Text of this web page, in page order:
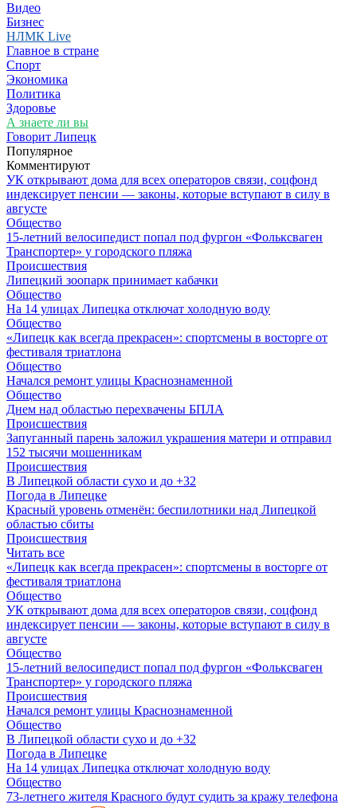
Видео
Бизнес
НЛМК Live
Главное в стране
Спорт
Экономика
Политика
Здоровье
А знаете ли вы
Говорит Липецк
Популярное
Комментируют
УК открывают дома для всех операторов связи, соцфонд
индексирует пенсии — законы, которые вступают в силу в
августе
Общество
15-летний велосипедист попал под фургон «Фольксваген
Транспортер» у городского пляжа
Происшествия
Липецкий зоопарк принимает кабачки
Общество
На 14 улицах Липецка отключат холодную воду
Общество
«Липецк как всегда прекрасен»: спортсмены в восторге от
фестиваля триатлона
Общество
Начался ремонт улицы Краснознаменной
Общество
Днем над областью перехвачены БПЛА
Происшествия
Запуганный парень заложил украшения матери и отправил
152 тысячи мошенникам
Происшествия
В Липецкой области сухо и до +32
Погода в Липецке
Красный уровень отменён: беспилотники над Липецкой
областью сбиты
Происшествия
Читать все
«Липецк как всегда прекрасен»: спортсмены в восторге от
фестиваля триатлона
Общество
УК открывают дома для всех операторов связи, соцфонд
индексирует пенсии — законы, которые вступают в силу в
августе
Общество
15-летний велосипедист попал под фургон «Фольксваген
Транспортер» у городского пляжа
Происшествия
Начался ремонт улицы Краснознаменной
Общество
В Липецкой области сухо и до +32
Погода в Липецке
На 14 улицах Липецка отключат холодную воду
Общество
73-летнего жителя Красного будут судить за кражу телефона